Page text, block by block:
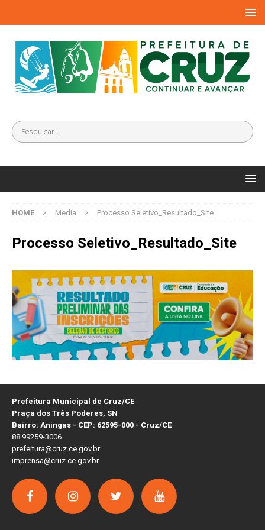
HOME Media Processo Seletivo_Resultado_Site
Processo Seletivo_Resultado_Site
Prefeitura Municipal de Cruz/CE
Praça dos Três Poderes, SN
Bairro: Aningas - CEP: 62595-000 - Cruz/CE
88 99259-3006
prefeitura@cruz.ce.gov.br
imprensa@cruz.ce.gov.br